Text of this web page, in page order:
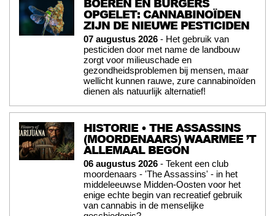
OPGELET: CANNABINOÏDEN
ZIJN DE NIEUWE PESTICIDEN
07 augustus 2026 - Het gebruik van
pesticiden door met name de landbouw
zorgt voor milieuschade en
gezondheidsproblemen bij mensen, maar
wellicht kunnen rauwe, zure cannabinoïden
dienen als natuurlijk alternatief!
HISTORIE • THE ASSASSINS
(MOORDENAARS) WAARMEE ’T
ALLEMAAL BEGON
06 augustus 2026 - Tekent een club
moordenaars - 'The Assassins' - in het
middeleeuwse Midden-Oosten voor het
enige echte begin van recreatief gebruik
van cannabis in de menselijke